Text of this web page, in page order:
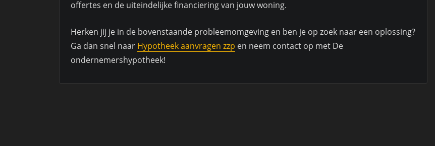
offertes en de uiteindelijke financiering van jouw woning.
Herken jij je in de bovenstaande probleemomgeving en ben je op zoek naar een oplossing?
Ga dan snel naar Hypotheek aanvragen zzp en neem contact op met De
ondernemershypotheek!